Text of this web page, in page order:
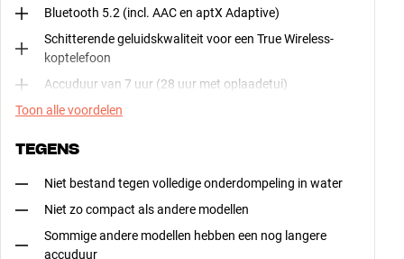
Bluetooth 5.2 (incl. AAC en aptX Adaptive)
Schitterende geluidskwaliteit voor een True Wireless-
koptelefoon
Accuduur van 7 uur (28 uur met oplaadetui)
Toon alle voordelen
TEGENS
Niet bestand tegen volledige onderdompeling in water
Niet zo compact als andere modellen
Sommige andere modellen hebben een nog langere
accuduur